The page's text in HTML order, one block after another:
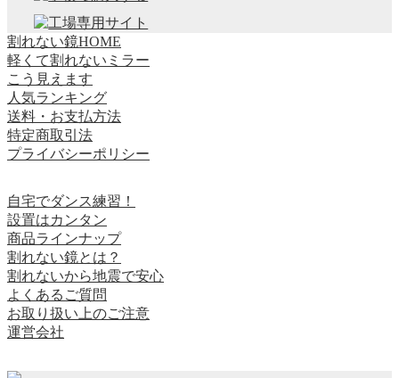
割れない鏡HOME
軽くて割れないミラー
こう見えます
人気ランキング
送料・お支払方法
特定商取引法
プライバシーポリシー
自宅でダンス練習！
設置はカンタン
商品ラインナップ
割れない鏡とは？
割れないから地震で安心
よくあるご質問
お取り扱い上のご注意
運営会社